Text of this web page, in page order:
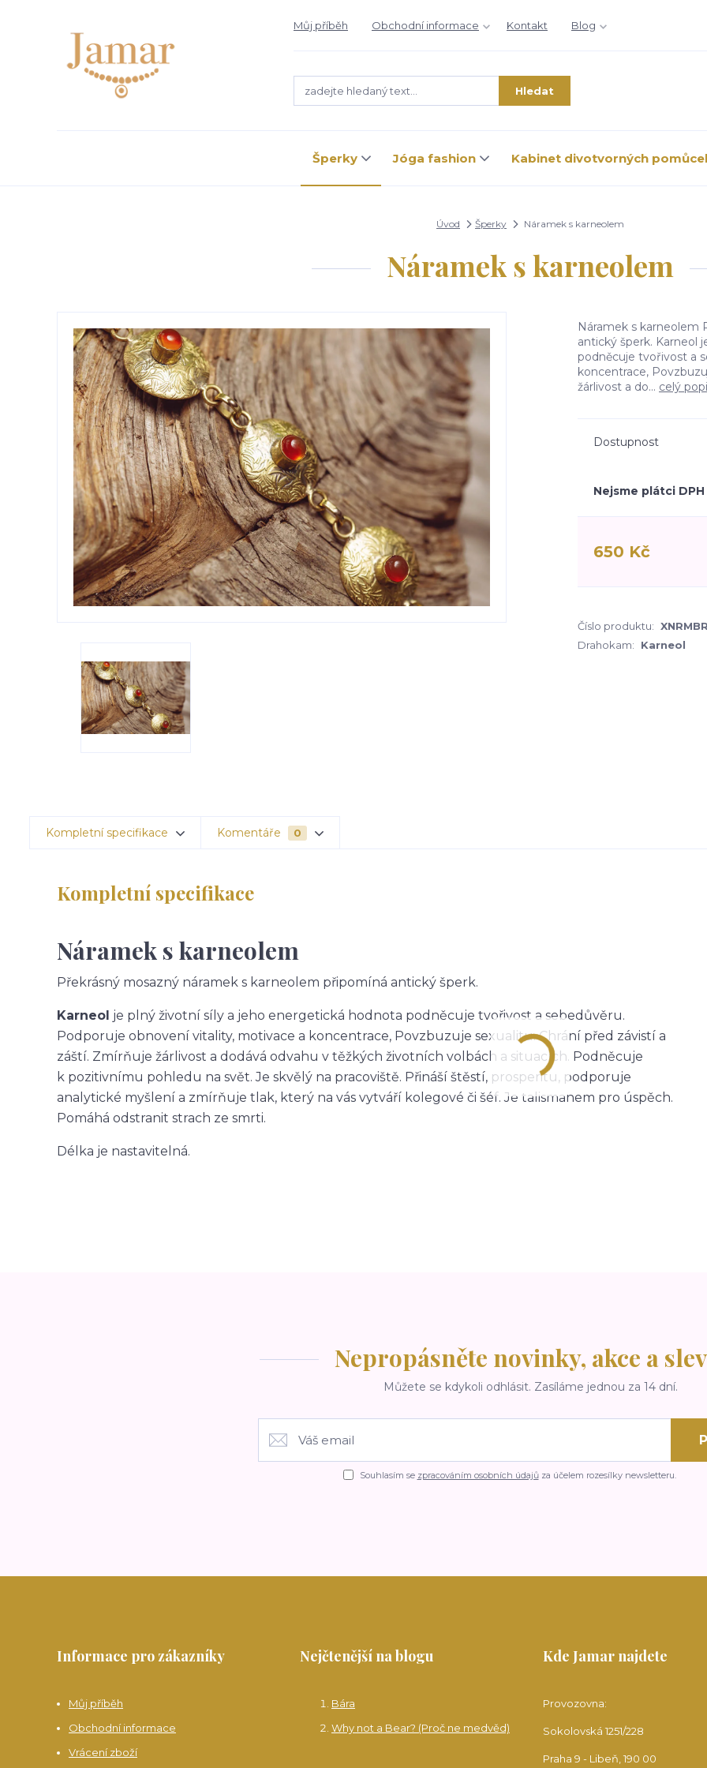
Můj příběh Obchodní informace Kontakt Blog
Hledat
Šperky Jóga fashion Kabinet divotvorných
Úvod Šperky Náramek s karneolem
Náramek s karneolem
Náramek s karneolem
antický šperk. Karneol
podněcuje tvořivost a
koncentrace,
žárlivost a do... celý
Dostupnost
Nejsme plátci DPH
650 Kč
Číslo produktu:
Drahokam:
Karneol
Kompletní specifikace Komentáře 0
Kompletní specifikace
Náramek s karneolem
Překrásný mosazný náramek s karneolem připomíná antický šperk.
Karneol je plný životní síly a jeho energetická hodnota podněcuje tvořivost a sebedůvěru.
Podporuje obnovení vitality, motivace a koncentrace, Povzbuzuje sexualitu. Chrání před závistí a
záští. Zmírňuje žárlivost a dodává odvahu v těžkých životních volbách a situacích. Podněcuje
k pozitivnímu pohledu na svět. Je skvělý na pracoviště. Přináší štěstí, prosperitu, podporuje
analytické myšlení a zmírňuje tlak, který na vás vytváří kolegové či šéf. Je talismanem pro úspěch.
Pomáhá odstranit strach ze smrti.
Délka je nastavitelná.
Nepropásněte novinky, akce a
Můžete se kdykoli odhlásit. Zasíláme jednou za 14 dní.
Souhlasím se zpracováním osobních údajůza účelem rozesílky newsletteru.
Informace pro zákazníky
Můj příběh
Obchodní informace
Vrácení zboží
Nejčtenější na blogu
Bára
Why not a Bear? (Proč ne medvěd)
Kde Jamar najdete
Provozovna:
Sokolovská 1251/228
Praha 9 - Libeň, 190 00